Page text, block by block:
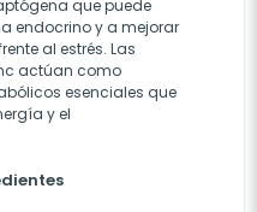
que puede
endocrino y a mejorar
al estrés. Las
actúan como
esenciales que
y el